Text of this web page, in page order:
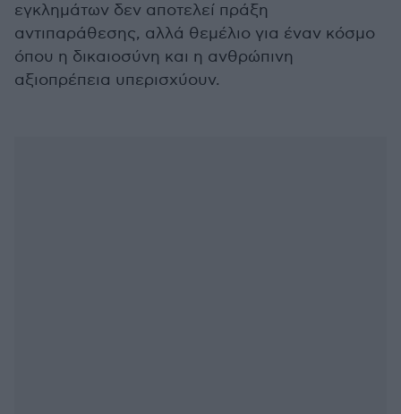
εγκλημάτων δεν αποτελεί πράξη
αντιπαράθεσης, αλλά θεμέλιο για έναν κόσμο
όπου η δικαιοσύνη και η ανθρώπινη
αξιοπρέπεια υπερισχύουν.